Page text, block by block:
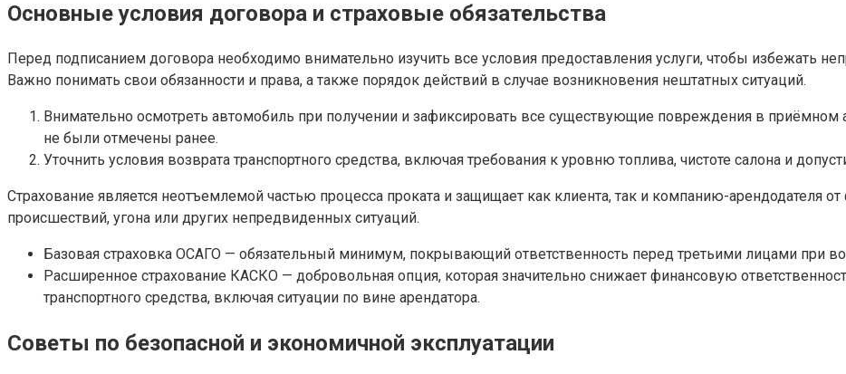
Основные условия договора и страховые обязательства
Перед подписанием договора необходимо внимательно изучить все условия предоставления услуги, чтобы избежать
Важно понимать свои обязанности и права, а также порядок действий в случае возникновения нештатных ситуаций.
Внимательно осмотреть автомобиль при получении и зафиксировать все существующие повреждения в
не были отмечены ранее.
Уточнить условия возврата транспортного средства, включая требования к уровню топлива, чистоте салона и
Страхование является неотъемлемой частью процесса проката и защищает как клиента, так и компанию-арендодателя
происшествий, угона или других непредвиденных ситуаций.
Базовая страховка ОСАГО — обязательный минимум, покрывающий ответственность перед третьими лицами при
Расширенное страхование КАСКО — добровольная опция, которая значительно снижает финансовую
транспортного средства, включая ситуации по вине арендатора.
Советы по безопасной и экономичной эксплуатации